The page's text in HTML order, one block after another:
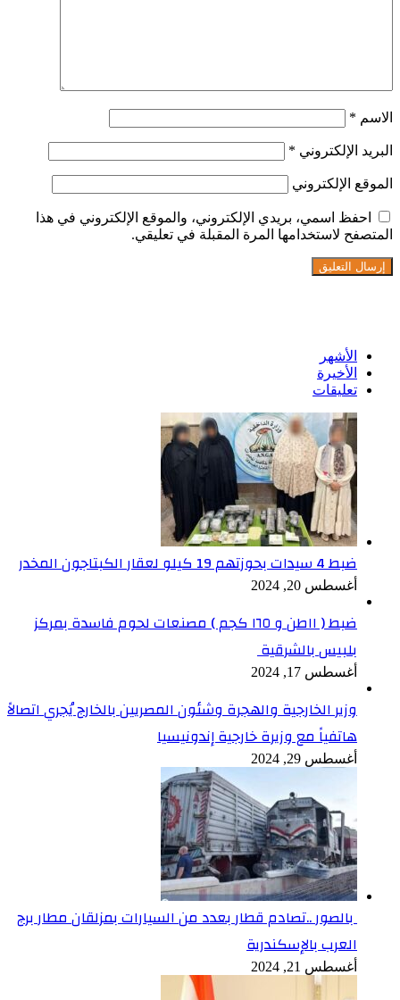
الاسم *
البريد الإلكتروني *
الموقع الإلكتروني
احفظ اسمي، بريدي الإلكتروني، والموقع الإلكتروني في هذا
المتصفح لاستخدامها المرة المقبلة في تعليقي.
الأشهر
الأخيرة
تعليقات
ضبط 4 سيدات بحوزتهم 19 كيلو لعقار الكبتاجون المخدر
أغسطس 20, 2024
ضبط ( ١١طن و ١٦٥ كجم ) مصنعات لحوم فاسدة بمركز
بلبيس بالشرقية
أغسطس 17, 2024
وزير الخارجية والهجرة وشئون المصريين بالخارج يُجري اتصالاً
هاتفياً مع وزيرة خارجية إندونيسيا
أغسطس 29, 2024
بالصور ..تصادم قطار بعدد من السيارات بمزلقان مطار برج
العرب بالإسكندرية
أغسطس 21, 2024